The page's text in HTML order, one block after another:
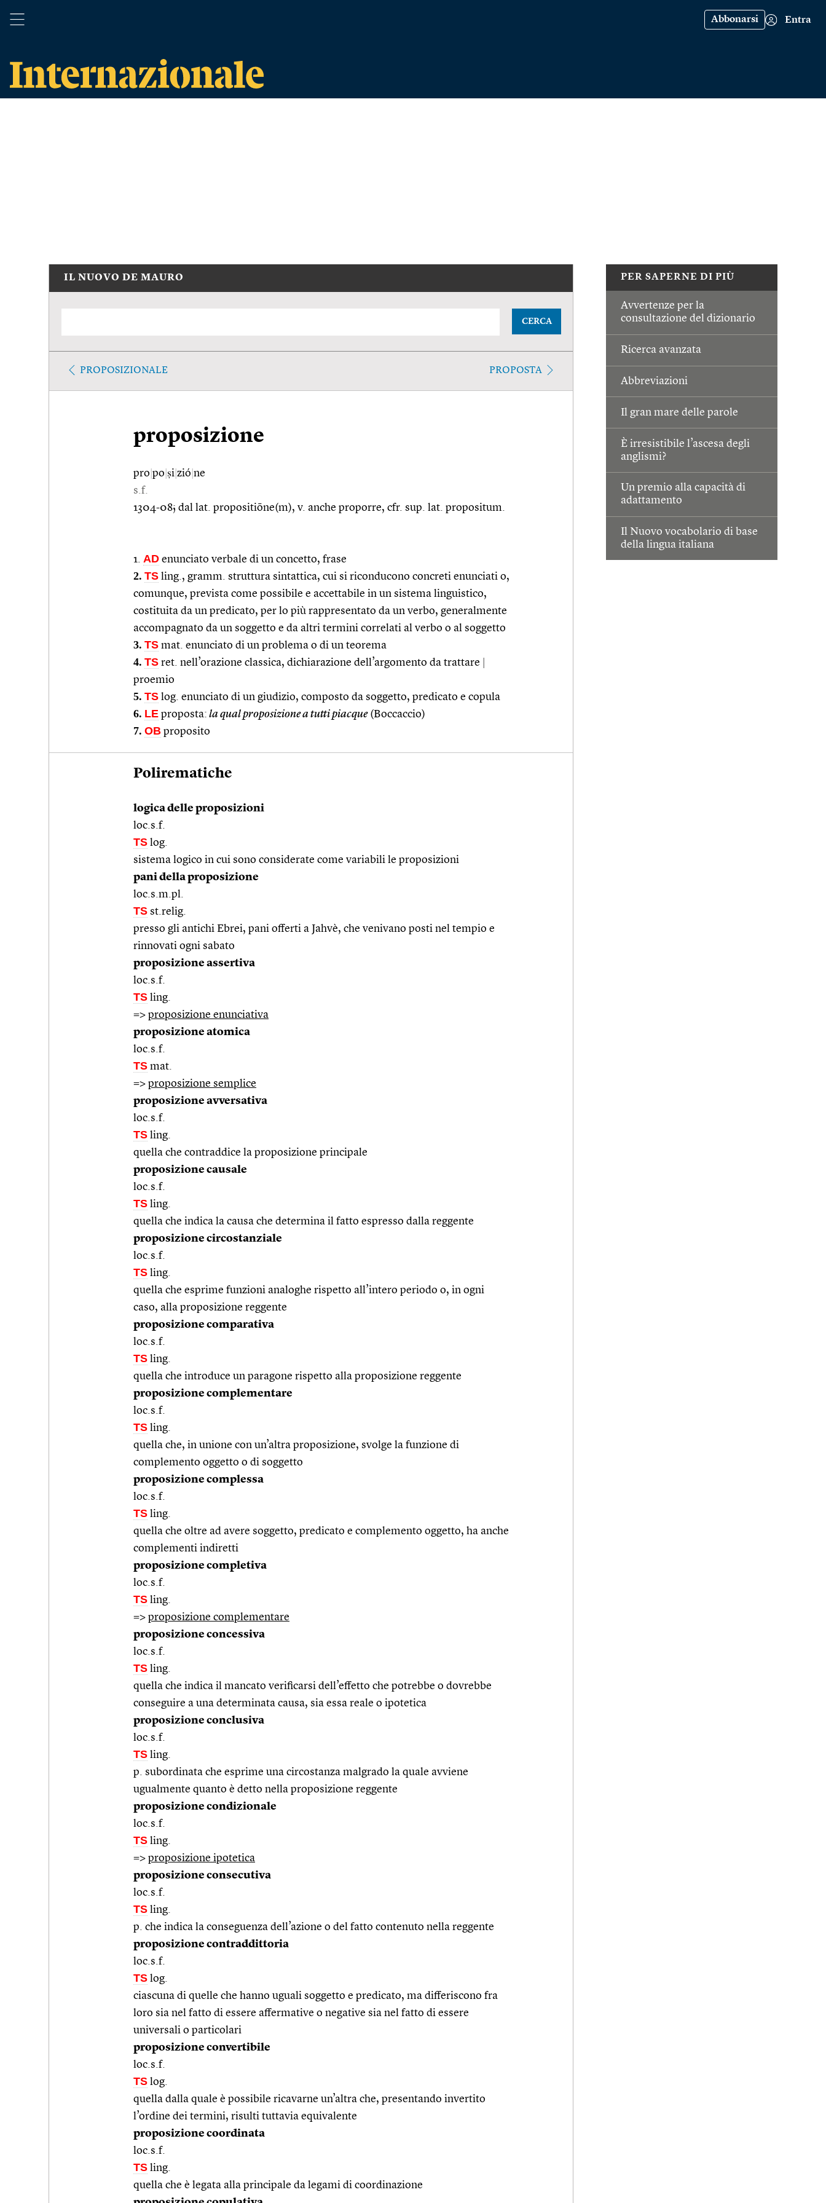
Abbonarsi Entra
PER SAPERNE DI PIÙ
Avvertenze per la
consultazione del dizionario
Ricerca avanzata
Abbreviazioni
Il gran mare delle parole
È irresistibile l’ascesa degli
anglismi?
Un premio alla capacità di
adattamento
Il Nuovo vocabolario di base
della lingua italiana
IL NUOVO DE MAURO
CERCA
PROPOSIZIONALE PROPOSTA
proposizione
pro po ṣi zió ne
s.f.
1304-08; dal lat. propositiōne(m), v. anche proporre, cfr. sup. lat. propositum.
1. AD enunciato verbale di un concetto, frase
2. TS ling., gramm. struttura sintattica, cui si riconducono concreti enunciati o,
comunque, prevista come possibile e accettabile in un sistema linguistico,
costituita da un predicato, per lo più rappresentato da un verbo, generalmente
accompagnato da un soggetto e da altri termini correlati al verbo o al soggetto
3. TS mat. enunciato di un problema o di un teorema
4. TS ret. nell’orazione classica, dichiarazione dell’argomento da trattare
proemio
5. TS log. enunciato di un giudizio, composto da soggetto, predicato e copula
6. LE proposta: la qual proposizione a tutti piacque(Boccaccio)
7. OB proposito
Polirematiche
logica delle proposizioni
loc.s.f.
TS log.
sistema logico in cui sono considerate come variabili le proposizioni
pani della proposizione
loc.s.m.pl.
TS st.relig.
presso gli antichi Ebrei, pani offerti a Jahvè, che venivano posti nel tempio e
rinnovati ogni sabato
proposizione assertiva
loc.s.f.
TS ling.
=> proposizione enunciativa
proposizione atomica
loc.s.f.
TS mat.
=> proposizione semplice
proposizione avversativa
loc.s.f.
TS ling.
quella che contraddice la proposizione principale
proposizione causale
loc.s.f.
TS ling.
quella che indica la causa che determina il fatto espresso dalla reggente
proposizione circostanziale
loc.s.f.
TS ling.
quella che esprime funzioni analoghe rispetto all’intero periodo o, in ogni
caso, alla proposizione reggente
proposizione comparativa
loc.s.f.
TS ling.
quella che introduce un paragone rispetto alla proposizione reggente
proposizione complementare
loc.s.f.
TS ling.
quella che, in unione con un’altra proposizione, svolge la funzione di
complemento oggetto o di soggetto
proposizione complessa
loc.s.f.
TS ling.
quella che oltre ad avere soggetto, predicato e complemento oggetto, ha anche
complementi indiretti
proposizione completiva
loc.s.f.
TS ling.
=> proposizione complementare
proposizione concessiva
loc.s.f.
TS ling.
quella che indica il mancato verificarsi dell’effetto che potrebbe o dovrebbe
conseguire a una determinata causa, sia essa reale o ipotetica
proposizione conclusiva
loc.s.f.
TS ling.
p. subordinata che esprime una circostanza malgrado la quale avviene
ugualmente quanto è detto nella proposizione reggente
proposizione condizionale
loc.s.f.
TS ling.
=> proposizione ipotetica
proposizione consecutiva
loc.s.f.
TS ling.
p. che indica la conseguenza dell’azione o del fatto contenuto nella reggente
proposizione contraddittoria
loc.s.f.
TS log.
ciascuna di quelle che hanno uguali soggetto e predicato, ma differiscono fra
loro sia nel fatto di essere affermative o negative sia nel fatto di essere
universali o particolari
proposizione convertibile
loc.s.f.
TS log.
quella dalla quale è possibile ricavarne un’altra che, presentando invertito
l’ordine dei termini, risulti tuttavia equivalente
proposizione coordinata
loc.s.f.
TS ling.
quella che è legata alla principale da legami di coordinazione